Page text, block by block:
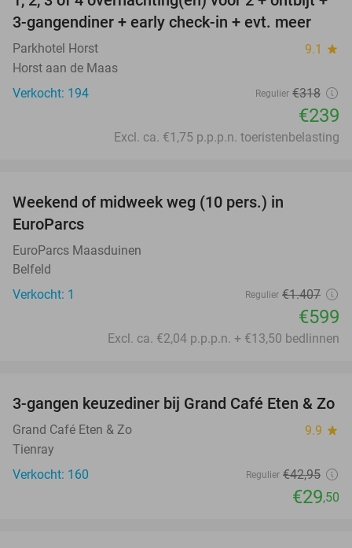
25%
3-gangendiner + early check-in + evt. meer
Parkhotel Horst 9.1 star
Horst aan de Maas
Verkocht: 194
Regulier €318
€239
Excl. ca. €1,75 p.p.p.n. toeristenbelasting
Weekend of midweek weg (10 pers.) in
EuroParcs
EuroParcs Maasduinen
Belfeld
Verkocht: 1
Regulier €1.407
€599
Excl. ca. €2,04 p.p.p.n. + €13,50 bedlinnen
31%
3-gangen keuzediner bij Grand Café Eten & Zo
Grand Café Eten & Zo 9.9 star
Tienray
Verkocht: 160
Regulier €42,95
€29,50